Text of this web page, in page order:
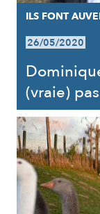
ILS FONT
26/05/2020
(vraie)